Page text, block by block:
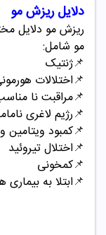
دلایل ریزش مو
ریزش مو دلایل
مو شامل:
📌ژنتیک
📌اختلالات
📌مراقبت نا
📌رژیم لاغری
📌کمبود ویتامین
📌اختلال تیروئید
📌کمخونی
📌ابتلا به بیماری